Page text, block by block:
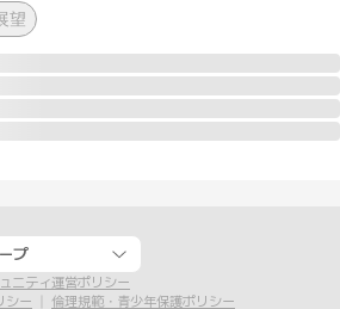
望
プ
ニティ運営ポリシー
シー 倫理規範・青少年保護ポリシー